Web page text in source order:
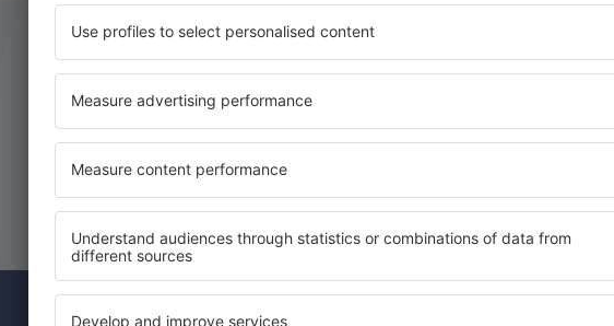
Takarítson meg időt és
Foglaljon Repülő+Hotel
az eSky.hu-n!
Nézze meg